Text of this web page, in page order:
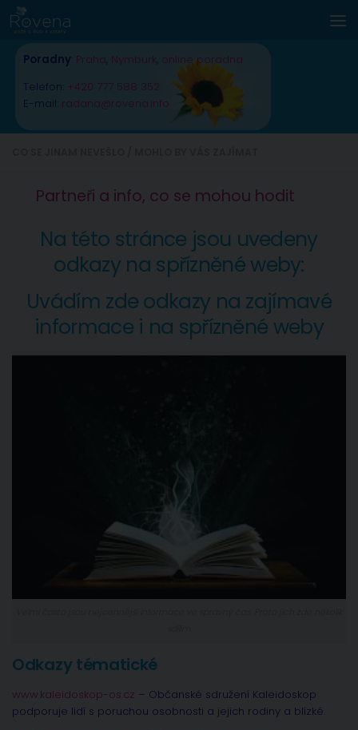
Skip to content
Poradny Praha Nymburk online poradna
Telefon: +420 777 588 352
E-mail: radana@rovena.info
Partneři a info, co se mohou hodit
Na této stránce jsou uvedeny
odkazy na spřízněné weby:
Uvádím zde odkazy na zajímavé
informace i na spřízněné weby
Odkazy tématické
www.kaleidoskop-os.cz – Občanské sdružení Kaleidoskop
podporuje lidí s poruchou osobnosti a jejich rodiny a blízké.